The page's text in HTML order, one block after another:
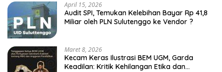
April 15, 2026
Audit SPI, Temukan Kelebihan Bayar Rp 41,8
Miliar oleh PLN Sulutenggo ke Vendor ?
Maret 8, 2026
Kecam Keras Ilustrasi BEM UGM, Garda
Keadilan: Kritik Kehilangan Etika dan